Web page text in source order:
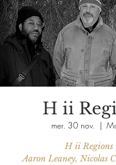
H ii
mer. 30 nov.
  |
H ii Regions
Aaron Leaney, Nicolas